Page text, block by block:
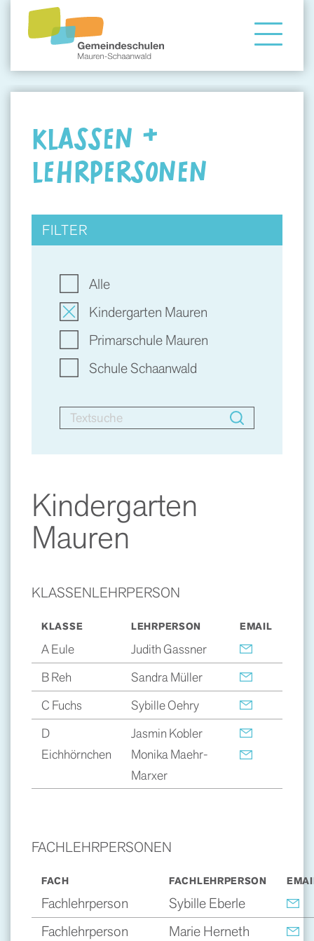
Gemeindeschule
Angebote
KLASSEN &
LEHRPERSONEN
Kindergarten
Mauren
KLASSENLEHRPERSON
KLASSE LEHRPERSON EMAIL
A Eule
Judith Gassner
B Reh
Sandra Müller
C Fuchs
Sybille Oehry
D
Eichhörnchen
Jasmin Kobler
Monika Maehr-
Marxer
FACHLEHRPERSONEN
FACH FACHLEHRPERSON
Fachlehrperson
Sybille Eberle
Fachlehrperson
Marie Herneth
FILTER
Alle
Kindergarten Mauren
Primarschule Mauren
Schule Schaanwald